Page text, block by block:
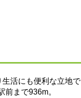
活にも便利な立地で
まで936m。